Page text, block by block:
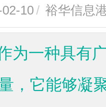
10/ 裕华信息
为一种具有
，它能够凝